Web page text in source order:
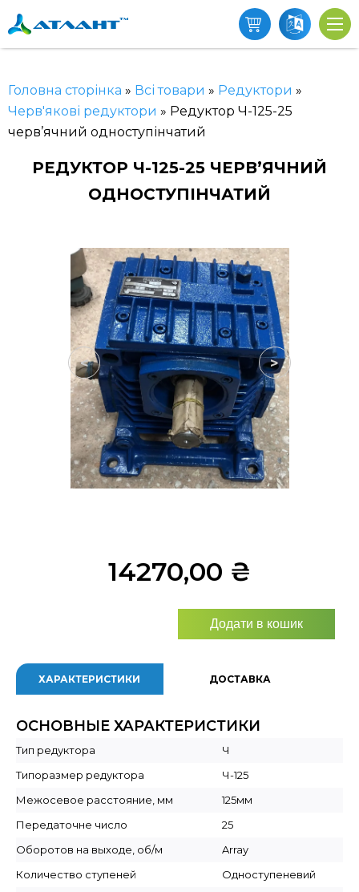
Головна сторінка » Всі товари » Редуктори »
Черв'якові редуктори » Редуктор Ч-125-25
черв’ячний одноступінчатий
РЕДУКТОР Ч-125-25 ЧЕРВ’ЯЧНИЙ
ОДНОСТУПІНЧАТИЙ
< >
14270,00 ₴
Додати в кошик
ХАРАКТЕРИСТИКИ ДОСТАВКА
ОСНОВНЫЕ ХАРАКТЕРИСТИКИ
Тип редуктора
Ч
Типоразмер редуктора
Ч-125
Межосевое расстояние, мм
125мм
Передаточне число
25
Оборотов на выходе, об/м
Array
Количество ступеней
Одноступеневий